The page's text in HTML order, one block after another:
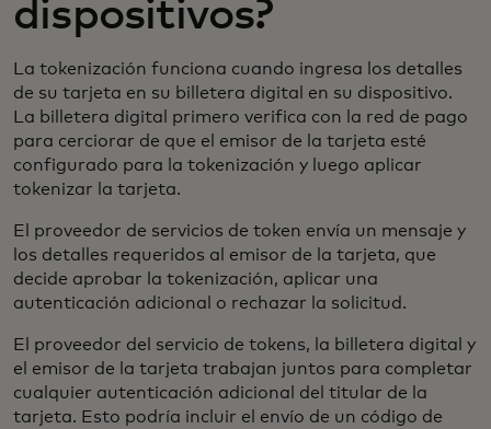
dispositivos?
La tokenización funciona cuando ingresa los detalles
de su tarjeta en su billetera digital en su dispositivo.
La billetera digital primero verifica con la red de pago
para cerciorar de que el emisor de la tarjeta esté
configurado para la tokenización y luego aplicar
tokenizar la tarjeta.
El proveedor de servicios de token envía un mensaje y
los detalles requeridos al emisor de la tarjeta, que
decide aprobar la tokenización, aplicar una
autenticación adicional o rechazar la solicitud.
El proveedor del servicio de tokens, la billetera digital y
el emisor de la tarjeta trabajan juntos para completar
cualquier autenticación adicional del titular de la
tarjeta. Esto podría incluir el envío de un código de